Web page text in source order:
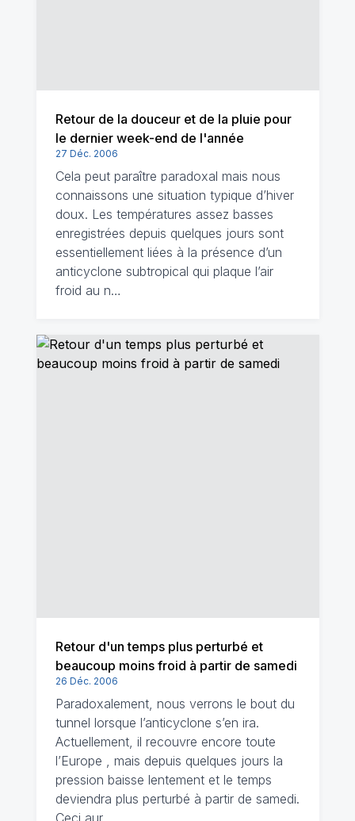
Retour de la douceur et de la pluie pour
le dernier week-end de l'année
27 Déc. 2006
Cela peut paraître paradoxal mais nous
connaissons une situation typique d’hiver
doux. Les températures assez basses
enregistrées depuis quelques jours sont
essentiellement liées à la présence d’un
anticyclone subtropical qui plaque l’air
froid au n…
Retour d'un temps plus perturbé et
beaucoup moins froid à partir de samedi
26 Déc. 2006
Paradoxalement, nous verrons le bout du
tunnel lorsque l’anticyclone s’en ira.
Actuellement, il recouvre encore toute
l’Europe , mais depuis quelques jours la
pression baisse lentement et le temps
deviendra plus perturbé à partir de samedi.
Ceci aur…